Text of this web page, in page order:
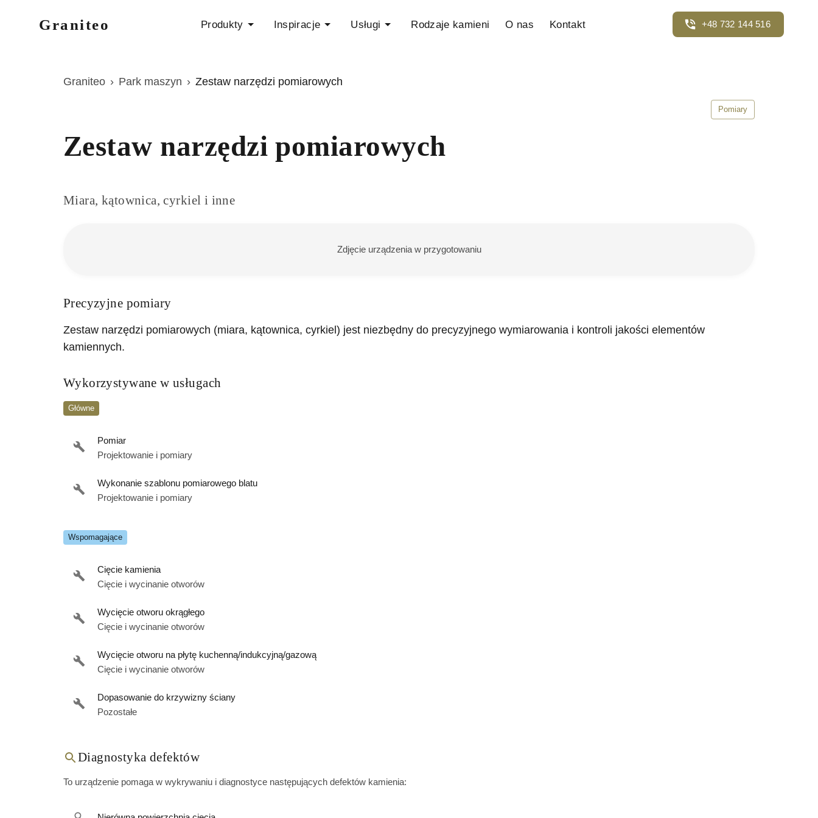
Graniteo Produkty Inspiracje Usługi Rodzaje kamieni O nas Kontakt +48 732 144 516
Graniteo › Park maszyn › Zestaw narzędzi pomiarowych
Zestaw narzędzi pomiarowych
Pomiary
Miara, kątownica, cyrkiel i inne
Zdjęcie urządzenia w przygotowaniu
Precyzyjne pomiary
Zestaw narzędzi pomiarowych (miara, kątownica, cyrkiel) jest niezbędny do precyzyjnego wymiarowania i kontroli jakości elementów
kamiennych.
Wykorzystywane w usługach
Główne
Pomiar
Projektowanie i pomiary
Wykonanie szablonu pomiarowego blatu
Projektowanie i pomiary
Wspomagające
Cięcie kamienia
Cięcie i wycinanie otworów
Wycięcie otworu okrągłego
Cięcie i wycinanie otworów
Wycięcie otworu na płytę kuchenną/indukcyjną/gazową
Cięcie i wycinanie otworów
Dopasowanie do krzywizny ściany
Pozostałe
Diagnostyka defektów
To urządzenie pomaga w wykrywaniu i diagnostyce następujących defektów kamienia: